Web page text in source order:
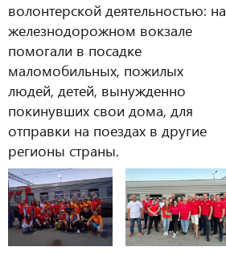
волонтерской деятельностью: на
железнодорожном вокзале
помогали в посадке
маломобильных, пожилых
людей, детей, вынужденно
покинувших свои дома, для
отправки на поездах в другие
регионы страны.